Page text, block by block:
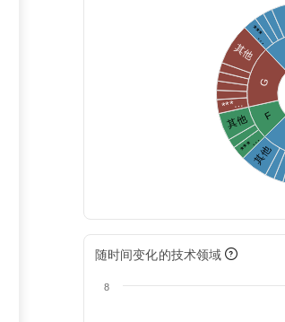
其他
F
***…
其他
G
***…
其他
***…
随时间变化的技术领域
8